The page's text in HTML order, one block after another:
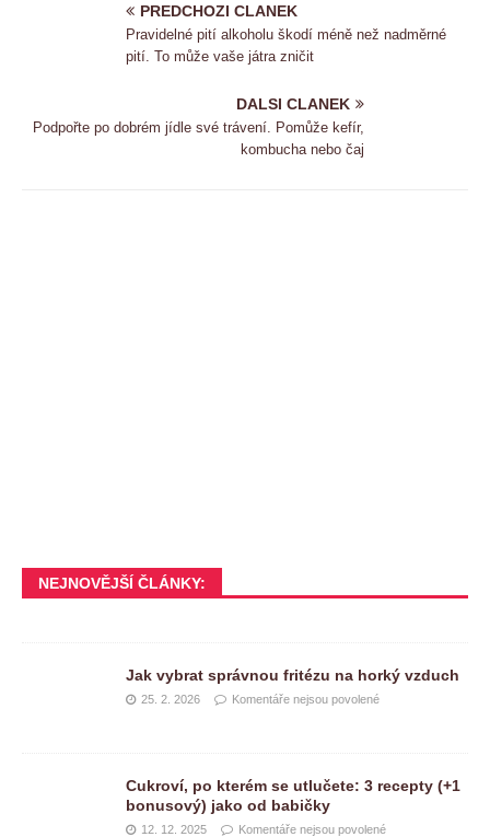
PREDCHOZI CLANEK
Pravidelné pití alkoholu škodí méně než nadměrné
pití. To může vaše játra zničit
DALSI CLANEK
Podpořte po dobrém jídle své trávení. Pomůže kefír,
kombucha nebo čaj
NEJNOVĚJŠÍ ČLÁNKY:
Jak vybrat správnou fritézu na horký vzduch
25. 2. 2026 Komentáře nejsou povolené
Cukroví, po kterém se utlučete: 3 recepty (+1
bonusový) jako od babičky
12. 12. 2025 Komentáře nejsou povolené